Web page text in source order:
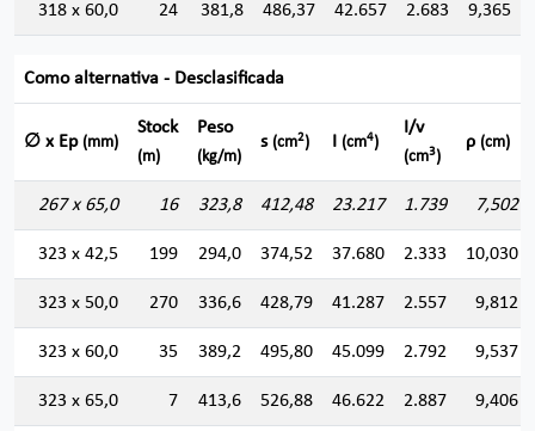
318 x 60,0 24 381,8 486,37 42.657 2.683 9,365
Como alternativa - Desclasificada
∅ x Ep (mm)
Stock
(m)
Peso
(kg/m)
s (cm2) I (cm4)
I/v
(cm3)
ρ (cm)
267 x 65,0 16 323,8 412,48 23.217 1.739 7,502
323 x 42,5 199 294,0 374,52 37.680 2.333 10,030
323 x 50,0 270 336,6 428,79 41.287 2.557 9,812
323 x 60,0 35 389,2 495,80 45.099 2.792 9,537
323 x 65,0 7 413,6 526,88 46.622 2.887 9,406